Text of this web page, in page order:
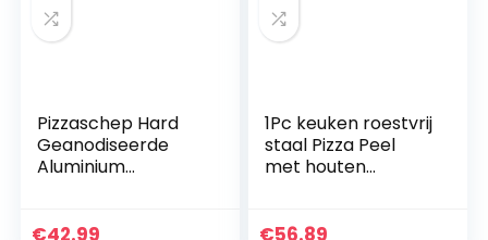
Pizzaschep Hard
Geanodiseerde
Aluminium
Handgreep voor
€42.99
1Pc keuken roestvrij
staal Pizza Peel
met houten
zelfgemaakte
€56.89